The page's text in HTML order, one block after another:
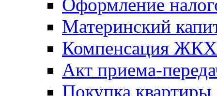
Оформление
Материнский
Компенсация ЖКХ
Акт приема-
Покупка квартиры